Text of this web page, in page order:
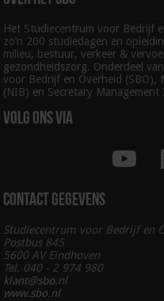
Het Studiecentrum voor Bedrijf
zo’n 200 studiedagen en
milieu, bestuur, verkeer &
gezondheidszorg. Onderdeel
voor Bedrijf en Overheid
(NIB) en Secretary
Volg ons via
Contact gegevens
Studiecentrum voor Bedrijf en
Postbus 845
5600 AV Eindhoven
Tel. 040 - 2 974 980
klant@sbo.nl
www.sbo.nl